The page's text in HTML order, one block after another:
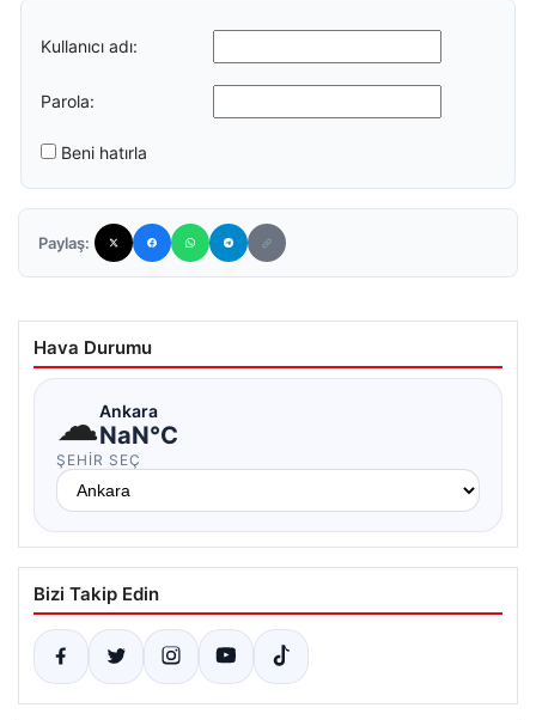
Kullanıcı adı:
Parola:
Beni hatırla
Paylaş:
Hava Durumu
☁Ankara
NaN°C
ŞEHIR SEÇ
Bizi Takip Edin